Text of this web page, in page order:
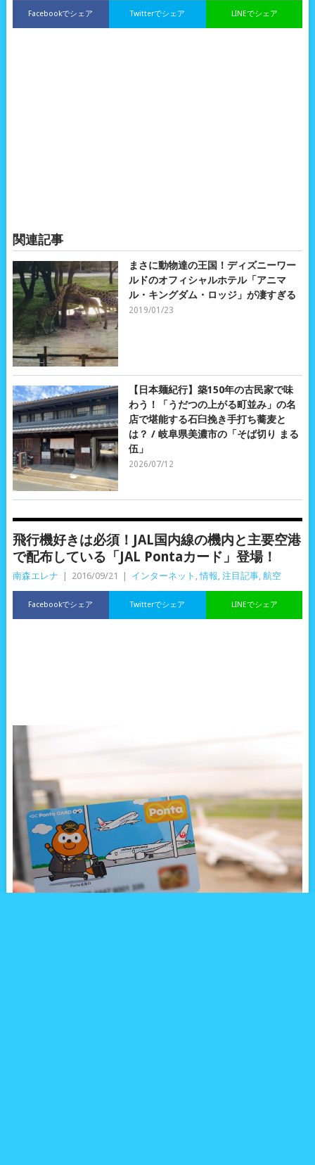
Facebookでシェア LINEでシェア
Twitterでシェア
関連記事
まさに動物達の王国！ディズニーワー
ルドのオフィシャルホテル「アニマ
ル・キングダム・ロッジ」が凄すぎる
2019/01/23
【日本麺紀行】築150年の古民家で味
わう！「うだつの上がる町並み」の名
店で堪能する石臼挽き手打ち蕎麦と
は？ / 岐阜県美濃市の「そば切り まる
伍」
2026/07/12
飛行機好きは必須！JAL国内線の機内と主要空港
で配布している「JAL Pontaカード」登場！
南森エレナ 2016/09/21 インターネット ,情報 注目記事, 航空
Facebookでシェア LINEでシェア
Twitterでシェア